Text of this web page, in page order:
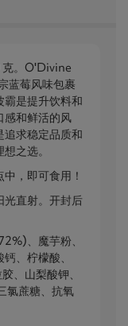
克。O'Divine
蓝莓风味包裹
是提升饮料和
感和鲜活的风
求稳定品质和
之选。
，即可食用！
光直射。开封后
、魔芋粉、
、柠檬酸、
、山梨酸钾、
氯蔗糖、抗氧